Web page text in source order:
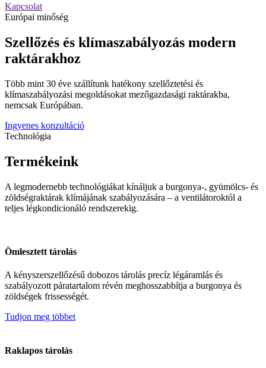
Kapcsolat
Európai minőség
Szellőzés és klímaszabályozás modern
raktárakhoz
Több mint 30 éve szállítunk hatékony szellőztetési és
klímaszabályozási megoldásokat mezőgazdasági raktárakba,
nemcsak Európában.
Ingyenes konzultáció
Technológia
Termékeink
A legmodernebb technológiákat kínáljuk a burgonya-, gyümölcs- és
zöldségraktárak klímájának szabályozására – a ventilátoroktól a
teljes légkondicionáló rendszerekig.
Ömlesztett tárolás
A kényszerszellőzésű dobozos tárolás precíz légáramlás és
szabályozott páratartalom révén meghosszabbítja a burgonya és
zöldségek frissességét.
Tudjon meg többet
Raklapos tárolás